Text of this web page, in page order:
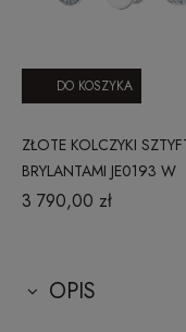
ZŁOTE KOLCZYKI
BRYLANTAMI JE0193 W
CLASSIC DIAMONDS
3 790,00 zł
DO KOSZYKA
OPIS